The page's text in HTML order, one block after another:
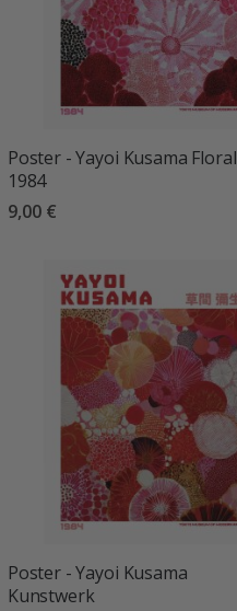
Poster - Yayoi Kusama Floral
1984
9,00 €
Poster - Yayoi Kusama
Kunstwerk